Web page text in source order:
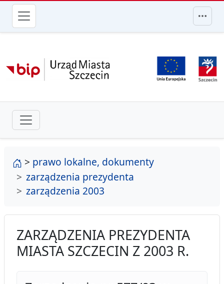
przejdź do głównego menu
strona główna
> prawo lokalne, dokumenty
zarządzenia prezydenta
zarządzenia 2003
ZARZĄDZENIA PREZYDENTA
MIASTA SZCZECIN Z 2003 R.